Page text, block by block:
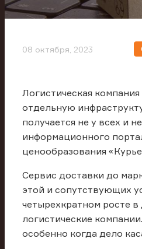
08 октября, 2023
Логистическая
отдельную
получается не у всех и
информационного
ценообразования
Сервис доставки до
этой и сопутствующих
четырехкратном росте
логистические
особенно когда дело